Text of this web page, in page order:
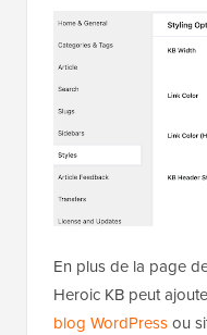
En plus de la page
Heroic KB peut
blog WordPressou